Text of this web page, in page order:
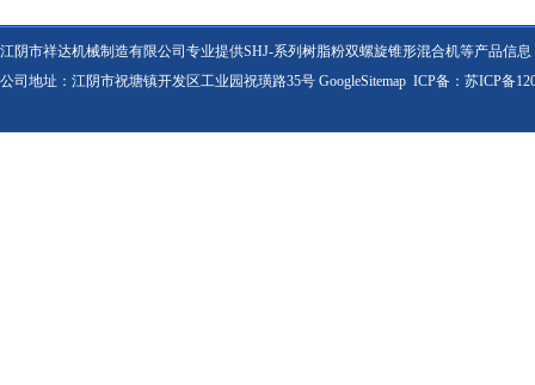
江阴市祥达机械制造有限公司专业提供SHJ-系列树脂粉双螺旋锥形混合机等产品信
公司地址：江阴市祝塘镇开发区工业园祝璜路35号 GoogleSitemap ICP备： 苏ICP备